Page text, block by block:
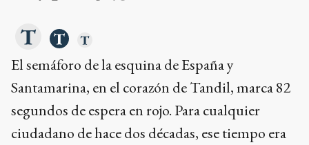
El semáforo de la esquina de España y
Santamarina, en el corazón de Tandil, marca 82
segundos de espera en rojo. Para cualquier
ciudadano de hace dos décadas, ese tiempo era